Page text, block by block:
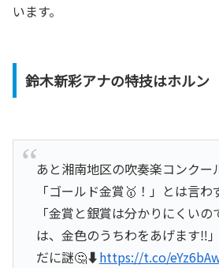
います。
鈴木新彩アナの特技はホルン
あと湘南地区の吹奏楽コンクー
「ゴールド金賞🥇！」とは言わ
「金賞と銀賞は分かりにくい
は、金色のうちわをあげます‼️
だに謎🤔⬇️https://t.co/